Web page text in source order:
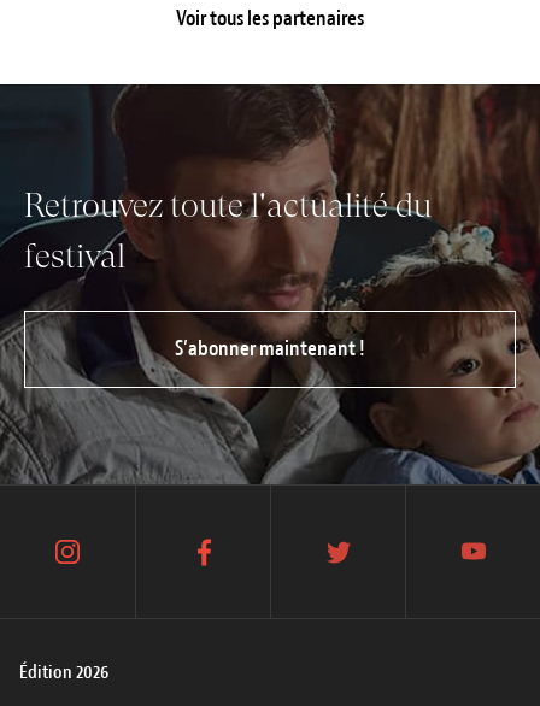
Voir tous les partenaires
Retrouvez toute l'actualité du
festival
S’abonner maintenant !
Édition 2026
instagram facebook twitter youtube